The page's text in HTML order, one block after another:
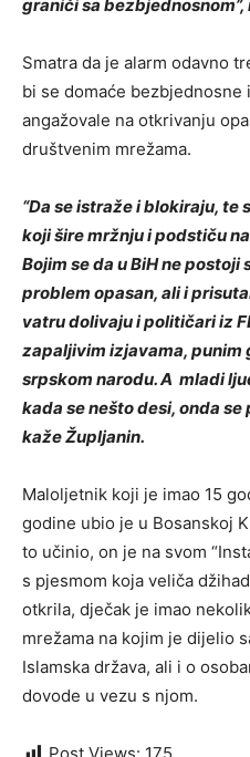
graniči sa
Smatra da je alarm odavno
bi se domaće
angažovale na otkrivanju
društvenim mrežama.
“Da se istraže i blokiraju, te
koji šire mržnju i podstiču
Bojim se da u BiH ne
problem opasan, ali i
vatru dolivaju i političari iz
zapaljivim izjavama, punim
srpskom narodu. A mladi
kada se nešto desi, onda se
kaže Župljanin.
Maloljetnik koji je imao 15
godine ubio je u Bosanskoj
to učinio, on je na svom
s pjesmom koja veliča
otkrila, dječak je imao
mrežama na kojim je dijelio
Islamska država, ali i o
dovode u vezu s njom.